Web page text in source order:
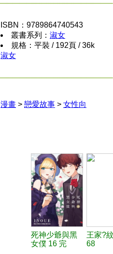
ISBN：9789864740543
叢書系列： 淑女
規格：平裝 / 192頁 / 36k
淑女
漫畫 > 戀愛故事 > 女性向
死神少爺與黑
女僕 16 完
王家?
68